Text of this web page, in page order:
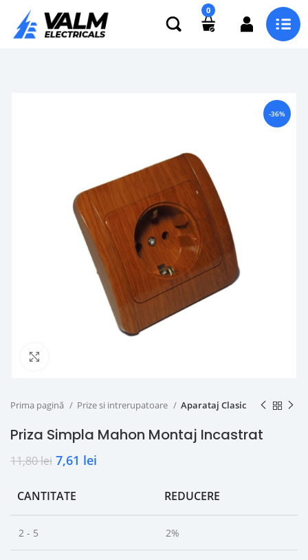
0
-36%
Prima pagină Prize si intrerupatoare Aparataj Clasic
Priza Simpla Mahon Montaj Incastrat
11,80lei 7,61 lei
CANTITATE REDUCERE
2 - 5 2%